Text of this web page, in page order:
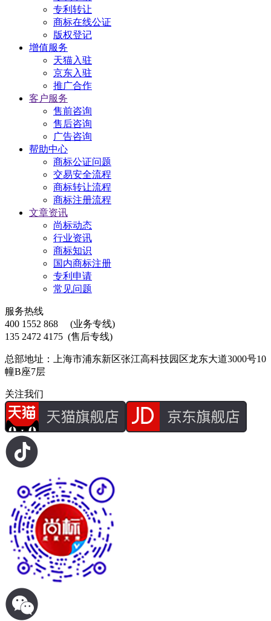
专利转让
商标在线公证
版权登记
增值服务
天猫入驻
京东入驻
推广合作
客户服务
售前咨询
售后咨询
广告咨询
帮助中心
商标公证问题
交易安全流程
商标转让流程
商标注册流程
文章资讯
尚标动态
行业资讯
商标知识
国内商标注册
专利申请
常见问题
服务热线
400 1552 868
(业务专线)
135 2472 4175 (售后专线)
总部地址：上海市浦东新区张江高科技园区龙东大道3000号10
幢B座7层
关注我们